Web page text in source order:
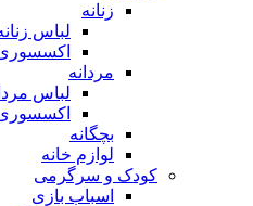
زنانه
لباس
اکسسوری
مردانه
لباس
اکسسوری
بچگانه
لوازم خانه
کودک و سرگرمی
اسباب بازی